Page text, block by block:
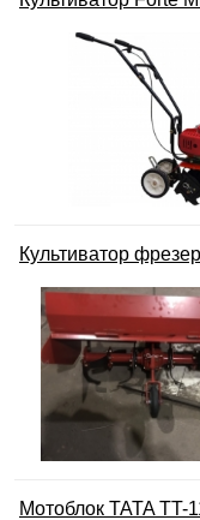
Культиватор
Мотоблок TATA TT-